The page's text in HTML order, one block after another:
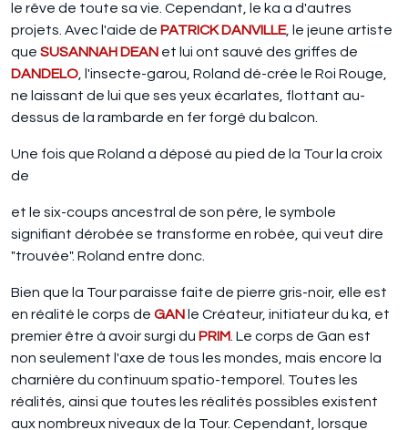
le rêve de toute sa vie. Cependant, le ka a d'autres
projets. Avec l'aide de PATRICK DANVILLE, le jeune artiste
que SUSANNAH DEAN et lui ont sauvé des griffes de
DANDELO, l'insecte-garou, Roland dé-crée le Roi Rouge,
ne laissant de lui que ses yeux écarlates, flottant au-
dessus de la rambarde en fer forgé du balcon.
Une fois que Roland a déposé au pied de la Tour la croix
de
et le six-coups ancestral de son père, le symbole
signifiant dérobée se transforme en robée, qui veut dire
"trouvée". Roland entre donc.
Bien que la Tour paraisse faite de pierre gris-noir, elle est
en réalité le corps de GAN le Créateur, initiateur du ka, et
premier être à avoir surgi du PRIM. Le corps de Gan est
non seulement l'axe de tous les mondes, mais encore la
charnière du continuum spatio-temporel. Toutes les
réalités, ainsi que toutes les réalités possibles existent
aux nombreux niveaux de la Tour. Cependant, lorsque